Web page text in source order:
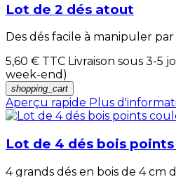
Lot de 2 dés atout
Des dés facile à manipuler
5,60 € TTC Livraison sous 3-5
week-end)
shopping_cart
Aperçu rapide Plus
Lot de 4 dés bois
4 grands dés en bois de 4 cm